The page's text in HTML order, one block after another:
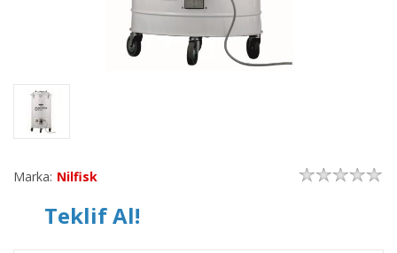
Marka: Nilfisk
Teklif Al!